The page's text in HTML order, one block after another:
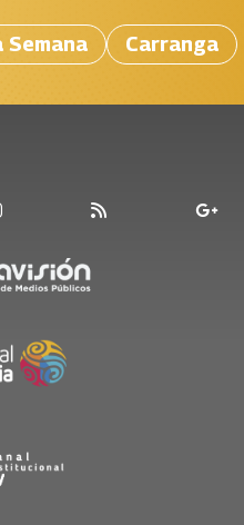
Semana
Carranga